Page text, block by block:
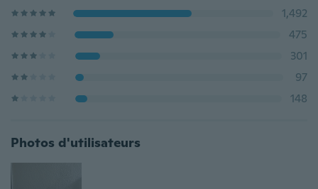
1,492
475
301
97
148
Photos d'utilisateurs